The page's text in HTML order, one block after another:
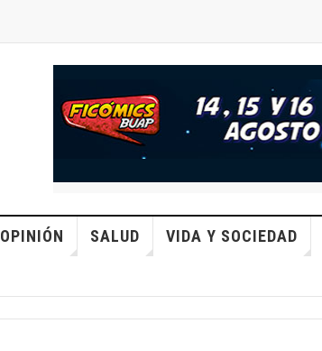
OPINIÓN SALUD VIDA Y SOCIEDAD